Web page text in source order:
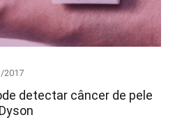
2017
detectar câncer de pele